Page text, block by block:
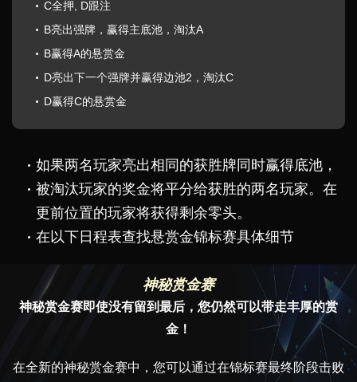
C全押, D跟注
B亮出强牌，赢得主底池，淘汰A
B赢得A的悬赏金
D亮出下一个强牌并赢得边池2，淘汰C
D赢得C的悬赏金
如果两名玩家亮出相同的获胜牌同时赢得底池，
被淘汰玩家的奖金将平分给获胜的两名玩家。在
更前位置的玩家将获得剩余零头。
在以下日程表查找悬赏金锦标赛具体细节
神秘赏金赛
神秘赏金赛即使没有留到最后，您仍然可以带走丰厚的赏
金！
在全新的神秘赏金赛中，您可以通过在锦标赛最终阶段击败